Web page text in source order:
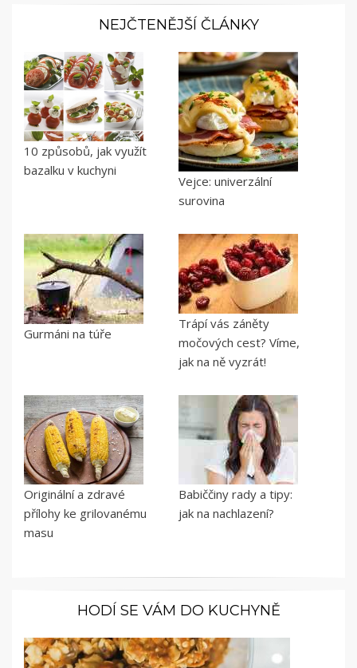
NEJČTENĚJŠÍ ČLÁNKY
10 způsobů, jak využít
bazalku v kuchyni
Vejce: univerzální
surovina
Gurmáni na túře
Trápí vás záněty
močových cest? Víme,
jak na ně vyzrát!
Originální a zdravé
přílohy ke grilovanému
masu
Babiččiny rady a tipy:
jak na nachlazení?
HODÍ SE VÁM DO KUCHYNĚ